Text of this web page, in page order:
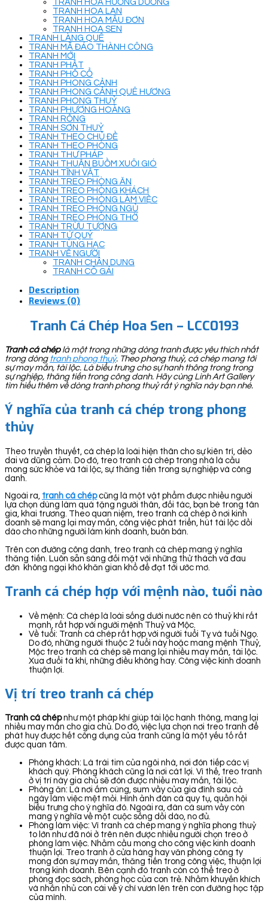
TRANH HOA HƯỚNG DƯƠNG
TRANH HOA LAN
TRANH HOA MẪU ĐƠN
TRANH HOA SEN
TRANH LÀNG QUÊ
TRANH MÃ ĐÁO THÀNH CÔNG
TRANH MỚI
TRANH PHẬT
TRANH PHỐ CỔ
TRANH PHONG CẢNH
TRANH PHONG CẢNH QUÊ HƯƠNG
TRANH PHONG THUỶ
TRANH PHƯỢNG HOÀNG
TRANH RỒNG
TRANH SƠN THUỶ
TRANH THEO CHỦ ĐỀ
TRANH THEO PHÒNG
TRANH THƯ PHÁP
TRANH THUẬN BUỒM XUÔI GIÓ
TRANH TĨNH VẬT
TRANH TREO PHÒNG ĂN
TRANH TREO PHÒNG KHÁCH
TRANH TREO PHÒNG LÀM VIỆC
TRANH TREO PHÒNG NGỦ
TRANH TREO PHÒNG THỜ
TRANH TRỪU TƯỢNG
TRANH TỨ QUÝ
TRANH TÙNG HẠC
TRANH VẼ NGƯỜI
TRANH CHÂN DUNG
TRANH CÔ GÁI
Description
Reviews (0)
Tranh Cá Chép Hoa Sen – LCC0193
Tranh cá chéplà một trong những dòng tranh được yêu thích nhất
trong dòng tranh phong thuỷ. Theo phong thuỷ, cá chép mang tới
sự may mắn, tài lộc. Là biểu trưng cho sự hanh thông trong trong
sự nghiệp, thăng tiến trong công danh. Hãy cùng Linh Art Gallery
tìm hiểu thêm về dòng tranh phong thuỷ rất ý nghĩa này bạn nhé.
Ý nghĩa của tranh cá chép trong phong
thủy
Theo truyền thuyết, cá chép là loài hiện thân cho sự kiên trì, dẻo
dai và dũng cảm. Do đó, treo tranh cá chép trong nhà là cầu
mong sức khỏe và tài lộc, sự thăng tiến trong sự nghiệp và công
danh.
Ngoài ra, tranh cá chépcũng là một vật phẩm được nhiều người
lựa chọn dùng làm quà tặng người thân, đối tác, bạn bè trong tân
gia, khai trương. Theo quan niệm, treo tranh cá chép ở nơi kinh
doanh sẽ mang lại may mắn, công việc phát triển, hút tài lộc dồi
dào cho những người làm kinh doanh, buôn bán.
Trên con đường công danh, treo tranh cá chép mang ý nghĩa
thăng tiến. Luôn sẵn sàng đối mặt với những thử thách và đau
đớn không ngại khó khăn gian khổ để đạt tới ước mơ.
Tranh cá chép hợp với mệnh nào, tuổi nào
Về mệnh: Cá chép là loài sống dưới nước nên có thuỷ khí rất
mạnh, rất hợp với người mệnh Thuỷ và Mộc.
Về tuổi: Tranh cá chép rất hợp với người tuổi Tỵ và tuổi Ngọ.
Do đó, những người thuộc 2 tuổi này hoặc mang mệnh Thuỷ,
Mộc treo tranh cá chép sẽ mang lại nhiều may mắn, tài lộc.
Xua đuổi tà khí, những điều không hay. Công việc kinh doanh
thuận lợi.
Vị trí treo tranh cá chép
Tranh cá chépnhư một pháp khí giúp tài lộc hanh thông, mang lại
nhiều may mắn cho gia chủ. Do đó, việc lựa chọn nơi treo tranh để
phát huy được hết công dụng của tranh cũng là một yếu tố rất
được quan tâm.
Phòng khách: Là trái tim của ngôi nhà, nơi đón tiếp các vị
khách quý. Phòng khách cũng là nơi cát lợi. Vì thế, treo tranh
ở vị trí này gia chủ sẽ đón được nhiều may mắn, tài lộc.
Phòng ăn: Là nơi ấm cúng, sum vầy của gia đình sau cả
ngày làm việc mệt mỏi. Hình ảnh đàn cá quy tụ, quần hội
biểu trưng cho ý nghĩa đó. Ngoài ra, đàn cá sum vầy còn
mang ý nghĩa về một cuộc sống dồi dào, no đủ.
Phòng làm việc: Vì tranh cá chép mang ý nghĩa phong thuỷ
to lớn như đã nói ở trên nên được nhiều người chọn treo ở
phòng làm việc. Nhằm cầu mong cho công việc kinh doanh
thuận lợi. Treo tranh ở cửa hàng hay văn phòng công ty
mong đón sự may mắn, thăng tiến trong công việc, thuận lợi
trong kinh doanh. Bên cạnh đó tranh còn có thể treo ở
phòng đọc sách, phòng học của con trẻ. Nhằm khuyến khích
và nhắn nhủ con cái về ý chí vươn lên trên con đường học tập
của mình.